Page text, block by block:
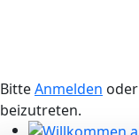
BitteAnmelden oder
beizutreten.